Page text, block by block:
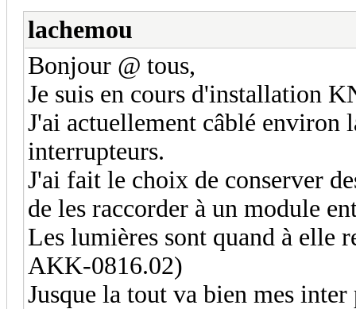
lachemou
Bonjour @ tous,
Je suis en cours d'installation
J'ai actuellement câblé environ
interrupteurs.
J'ai fait le choix de conserver
de les raccorder à un module
Les lumières sont quand à elle
AKK-0816.02)
Jusque la tout va bien mes